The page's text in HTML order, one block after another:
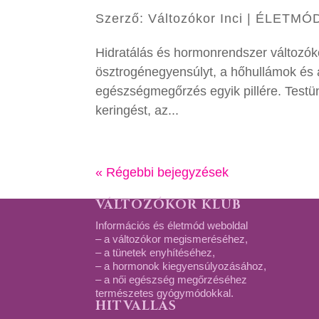
Szerző:Változókor Inci
Hidratálás és hormonrendszer
ösztrogénegyensúlyt, a hőhullámok
egészségmegőrzés egyik pillére.
keringést, az...
« Régebbi bejegyzések
VÁLTOZÓKOR KLUB
Információs és életmód weboldal
– a változókor megismeréséhez,
– a tünetek enyhítéséhez,
– a hormonok kiegyensúlyozásához,
– a női egészség megőrzéséhez
természetes gyógymódokkal.
HITVALLÁS